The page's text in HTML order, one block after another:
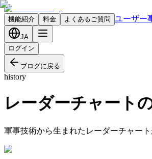
機能紹介 料金 よくあるご質問 ユーザー
JA
ログイン
ブログに戻る
history
レーダーチャート
軍事技術から生まれたレーダーチャー